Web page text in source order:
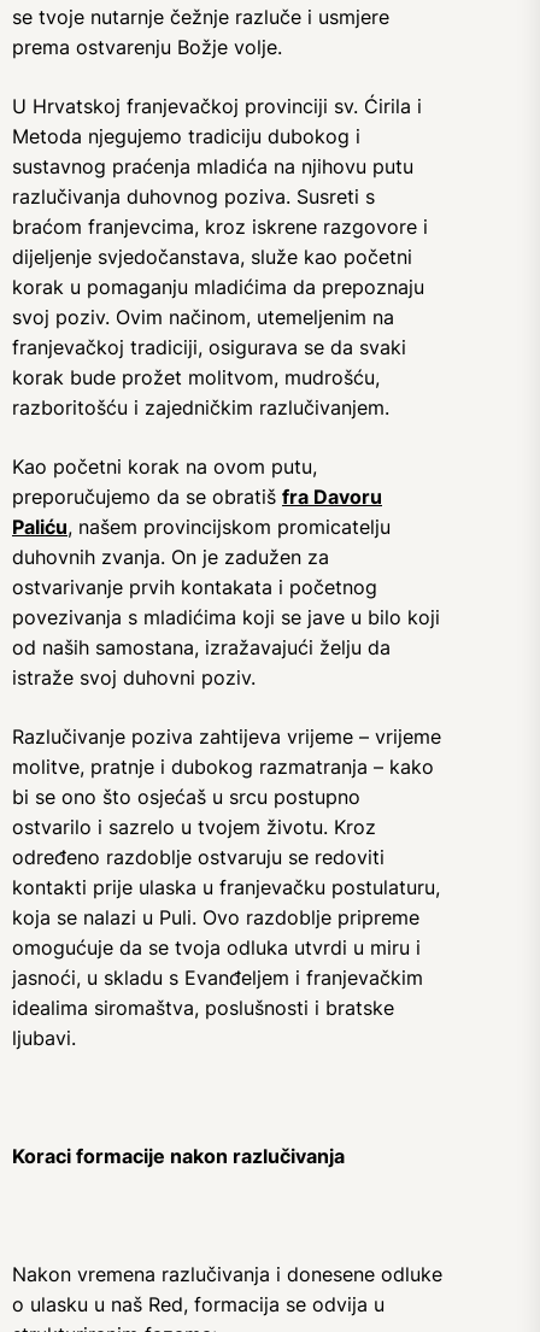
se tvoje nutarnje čežnje razluče i usmjere
prema ostvarenju Božje volje.
U Hrvatskoj franjevačkoj provinciji sv. Ćirila i
Metoda njegujemo tradiciju dubokog i
sustavnog praćenja mladića na njihovu putu
razlučivanja duhovnog poziva. Susreti s
braćom franjevcima, kroz iskrene razgovore i
dijeljenje svjedočanstava, služe kao početni
korak u pomaganju mladićima da prepoznaju
svoj poziv. Ovim načinom, utemeljenim na
franjevačkoj tradiciji, osigurava se da svaki
korak bude prožet molitvom, mudrošću,
razboritošću i zajedničkim razlučivanjem.
Kao početni korak na ovom putu,
preporučujemo da se obratiš fra Davoru
Paliću, našem provincijskom promicatelju
duhovnih zvanja. On je zadužen za
ostvarivanje prvih kontakata i početnog
povezivanja s mladićima koji se jave u bilo koji
od naših samostana, izražavajući želju da
istraže svoj duhovni poziv.
Razlučivanje poziva zahtijeva vrijeme – vrijeme
molitve, pratnje i dubokog razmatranja – kako
bi se ono što osjećaš u srcu postupno
ostvarilo i sazrelo u tvojem životu. Kroz
određeno razdoblje ostvaruju se redoviti
kontakti prije ulaska u franjevačku postulaturu,
koja se nalazi u Puli. Ovo razdoblje pripreme
omogućuje da se tvoja odluka utvrdi u miru i
jasnoći, u skladu s Evanđeljem i franjevačkim
idealima siromaštva, poslušnosti i bratske
ljubavi.
Koraci formacije nakon razlučivanja
Nakon vremena razlučivanja i donesene odluke
o ulasku u naš Red, formacija se odvija u